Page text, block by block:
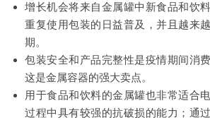
增长机会将来自金属罐中新食品和饮
重复使用包装的日益普及，并且越来
期。
包装安全和产品完整性是疫情期间消
这是金属容器的强大卖点。
用于食品和饮料的金属罐也非常适合
过程中具有较强的抗破损的能力；通